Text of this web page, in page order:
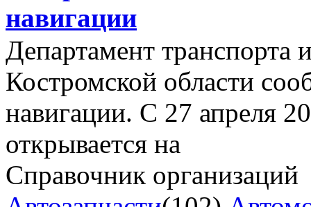
навигации
Департамент транспорта
Костромской области
навигации. С 27 апреля
открывается на
Справочник организаций